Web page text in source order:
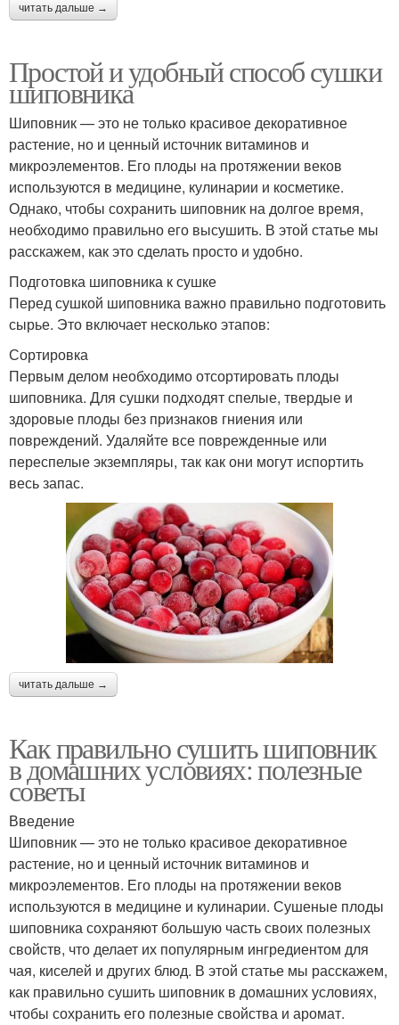
читать дальше →
Простой и удобный способ сушки
шиповника
Шиповник — это не только красивое декоративное
растение, но и ценный источник витаминов и
микроэлементов. Его плоды на протяжении веков
используются в медицине, кулинарии и косметике.
Однако, чтобы сохранить шиповник на долгое время,
необходимо правильно его высушить. В этой статье мы
расскажем, как это сделать просто и удобно.
Подготовка шиповника к сушке
Перед сушкой шиповника важно правильно подготовить
сырье. Это включает несколько этапов:
Сортировка
Первым делом необходимо отсортировать плоды
шиповника. Для сушки подходят спелые, твердые и
здоровые плоды без признаков гниения или
повреждений. Удаляйте все поврежденные или
переспелые экземпляры, так как они могут испортить
весь запас.
читать дальше →
Как правильно сушить шиповник
в домашних условиях: полезные
советы
Введение
Шиповник — это не только красивое декоративное
растение, но и ценный источник витаминов и
микроэлементов. Его плоды на протяжении веков
используются в медицине и кулинарии. Сушеные плоды
шиповника сохраняют большую часть своих полезных
свойств, что делает их популярным ингредиентом для
чая, киселей и других блюд. В этой статье мы расскажем,
как правильно сушить шиповник в домашних условиях,
чтобы сохранить его полезные свойства и аромат.